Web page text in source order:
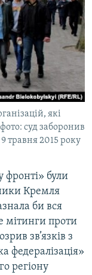
які
суд заборонив
травня 2015 року
фронті» були
Кремля
би вся
мітинги проти
зв’язків з
федералізація»
регіону